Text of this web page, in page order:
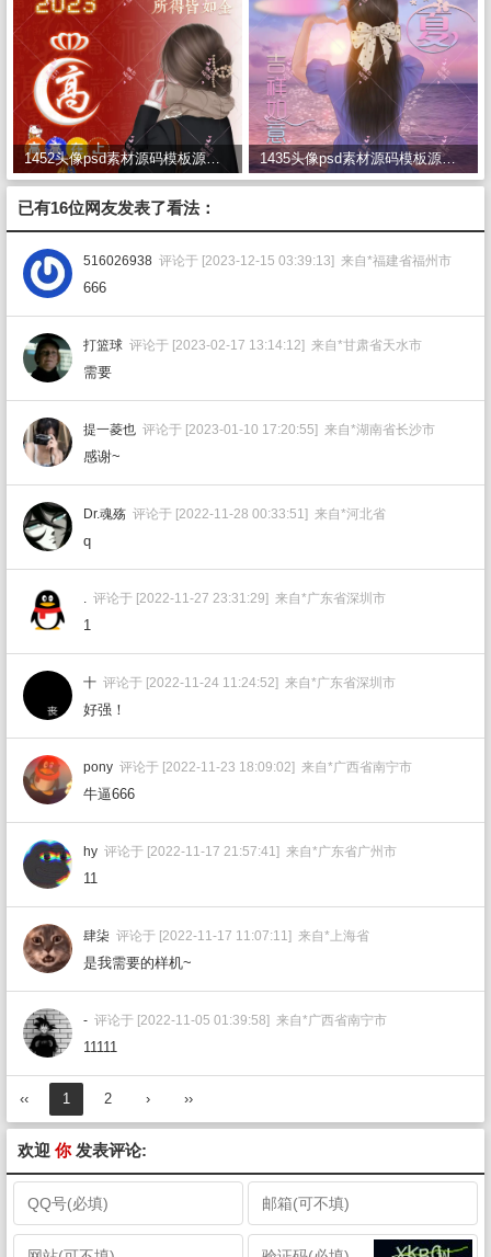
1452头像psd素材源码模板源文件 QQ微信抖音快手小红书很火的签名百家姓氏头像制作教程软件 1435头像psd素材源码模板源文件 QQ微信抖音快手小红书很火的签名百家姓氏头像制作教程软件
已有16位网友发表了看法：
516026938 评论于 [2023-12-15 03:39:13] 来自*福建省福州市
666
打篮球 评论于 [2023-02-17 13:14:12] 来自*甘肃省天水市
需要
提一菱也 评论于 [2023-01-10 17:20:55] 来自*湖南省长沙市
感谢~
Dr.魂殇 评论于 [2022-11-28 00:33:51] 来自*河北省
q
. 评论于 [2022-11-27 23:31:29] 来自*广东省深圳市
1
十 评论于 [2022-11-24 11:24:52] 来自*广东省深圳市
好强！
pony 评论于 [2022-11-23 18:09:02] 来自*广西省南宁市
牛逼666
hy 评论于 [2022-11-17 21:57:41] 来自*广东省广州市
11
肆柒 评论于 [2022-11-17 11:07:11] 来自*上海省
是我需要的样机~
- 评论于 [2022-11-05 01:39:58] 来自*广西省南宁市
11111
‹‹ 1 2 › ››
欢迎 你发表评论: